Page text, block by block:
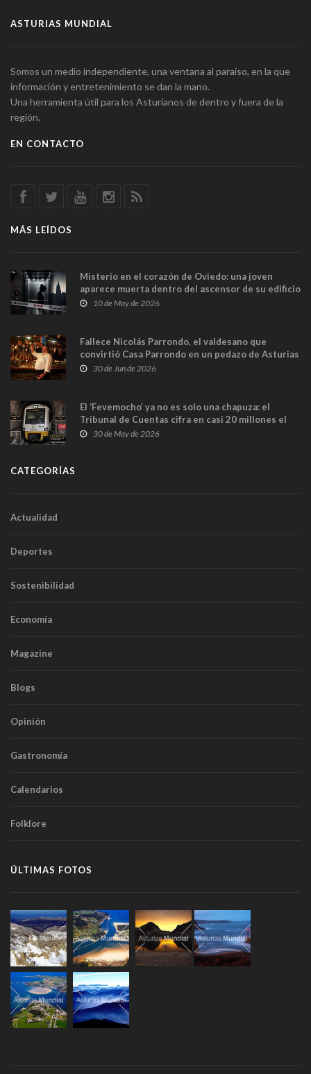
ASTURIAS MUNDIAL
Somos un medio independiente, una ventana al paraíso, en la que
información y entretenimiento se dan la mano.
Una herramienta útil para los Asturianos de dentro y fuera de la
región.
EN CONTACTO
MÁS LEÍDOS
Misterio en el corazón de Oviedo: una joven
aparece muerta dentro del ascensor de su edificio
y las cámaras captan sus últimos minutos
10 de May de 2026
Fallece Nicolás Parrondo, el valdesano que
convirtió Casa Parrondo en un pedazo de Asturias
en Madrid
30 de Jun de 2026
El ‘Fevemocho’ ya no es solo una chapuza: el
Tribunal de Cuentas cifra en casi 20 millones el
sobrecoste de los trenes que no cabían por los
30 de May de 2026
CATEGORÍAS
Actualidad
Deportes
Sostenibilidad
Economía
Magazine
Blogs
Opinión
Gastronomía
Calendarios
Folklore
ÚLTIMAS FOTOS